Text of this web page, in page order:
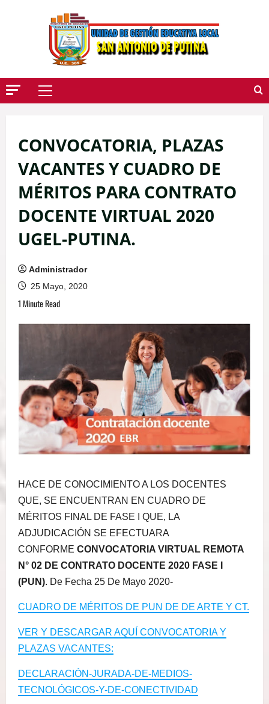
Menú
CONVOCATORIA, PLAZAS
VACANTES Y CUADRO DE
MÉRITOS PARA CONTRATO
DOCENTE VIRTUAL 2020
UGEL-PUTINA.
Administrador
25 Mayo, 2020
1 Minute Read
HACE DE CONOCIMIENTO A LOS DOCENTES
QUE, SE ENCUENTRAN EN CUADRO DE
MÉRITOS FINAL DE FASE I QUE, LA
ADJUDICACIÓN SE EFECTUARA
CONFORME CONVOCATORIA VIRTUAL REMOTA
N° 02 DE CONTRATO DOCENTE 2020 FASE I
(PUN). De Fecha 25 De Mayo 2020-
CUADRO DE MÉRITOS DE PUN DE DE ARTE Y CT.
VER Y DESCARGAR AQUÍ CONVOCATORIA Y
PLAZAS VACANTES:
DECLARACIÓN-JURADA-DE-MEDIOS-
TECNOLÓGICOS-Y-DE-CONECTIVIDAD